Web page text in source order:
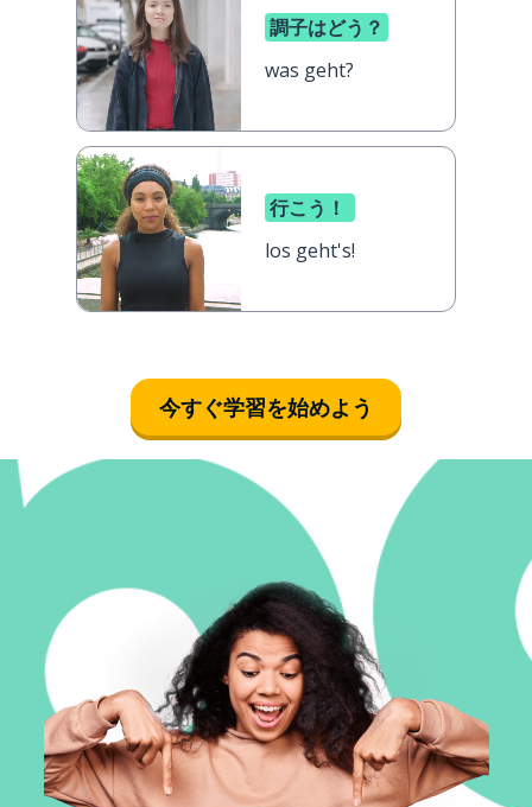
調子はどう？
was geht?
行こう！
los geht's!
今すぐ学習を始めよう